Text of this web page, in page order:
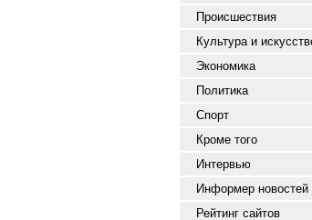
Происшествия
Культура и
Экономика
Политика
Спорт
Кроме того
Интервью
Информер новостей
Рейтинг сайтов